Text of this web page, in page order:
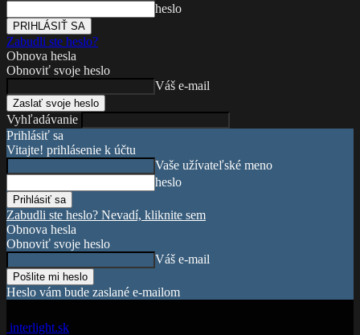
heslo
Zabudli ste heslo?
Obnova hesla
Obnoviť svoje heslo
Váš e-mail
Vyhľadávanie
Prihlásiť sa
Vitajte! prihlásenie k účtu
Vaše užívateľské meno
heslo
Zabudli ste heslo? Nevadí, kliknite sem
Obnova hesla
Obnoviť svoje heslo
Váš e-mail
Heslo vám bude zaslané e-mailom
interlight.sk